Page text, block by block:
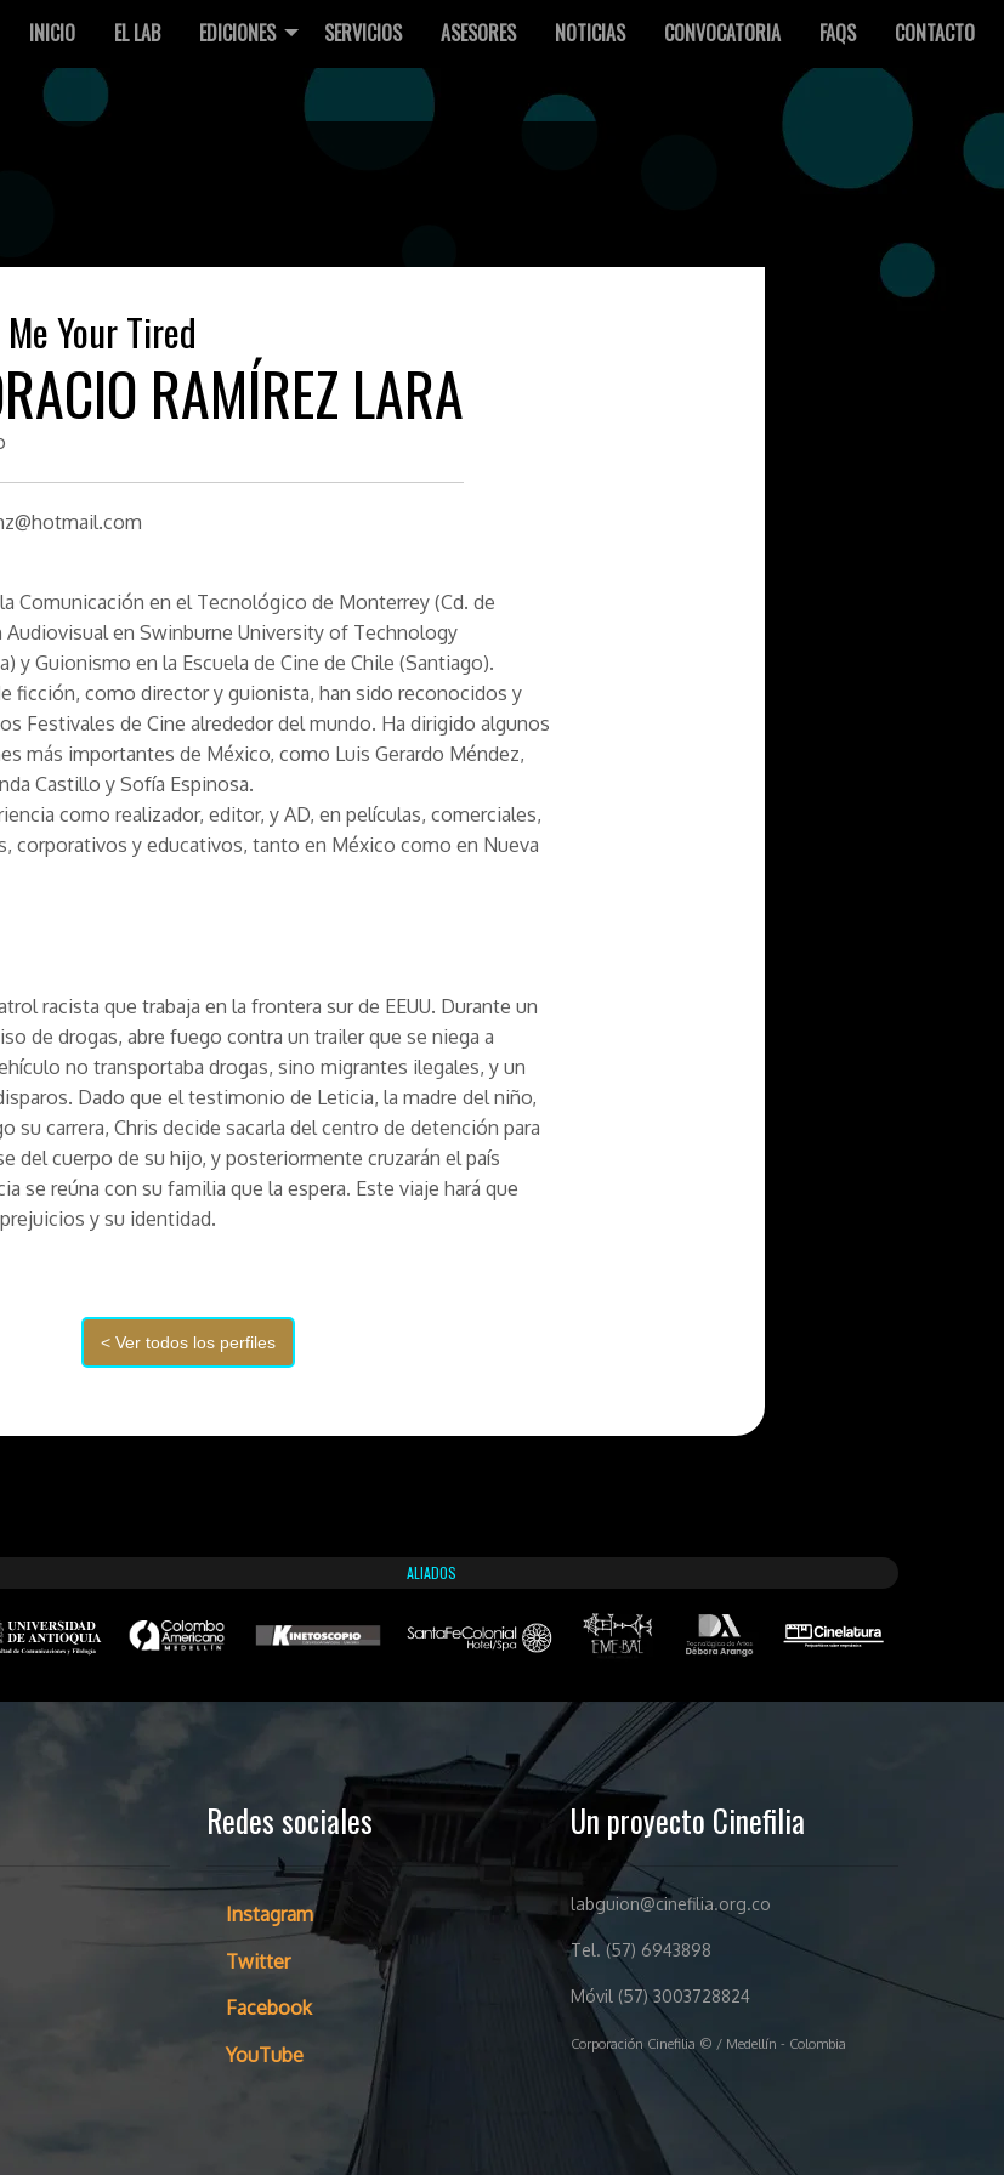
INICIO EL LAB EDICIONES SERVICIOS ASESORES NOTICIAS CONVOCATORIA FAQS CONTACTO
Your Tired
RAMÍREZ LARA
Comunicación en el Tecnológico de Monterrey (Cd. de
Audiovisual en Swinburne University of Technology
y Guionismo en la Escuela de Cine de Chile (Santiago).
ficción, como director y guionista, han sido reconocidos y
Festivales de Cine alrededor del mundo. Ha dirigido algunos
más importantes de México, como Luis Gerardo Méndez,
Castillo y Sofía Espinosa.
como realizador, editor, y AD, en películas, comerciales,
corporativos y educativos, tanto en México como en Nueva
racista que trabaja en la frontera sur de EEUU. Durante un
de drogas, abre fuego contra un trailer que se niega a
no transportaba drogas, sino migrantes ilegales, y un
Dado que el testimonio de Leticia, la madre del niño,
su carrera, Chris decide sacarla del centro de detención para
del cuerpo de su hijo, y posteriormente cruzarán el país
se reúna con su familia que la espera. Este viaje hará que
y su identidad.
ALIADOS
Redes sociales
Instagram
Twitter
Facebook
YouTube
Un proyecto Cinefilia
labguion@cinefilia.org.co
Tel. (57) 6943898
Móvil (57) 3003728824
Corporación Cinefilia © / Medellín - Colombia